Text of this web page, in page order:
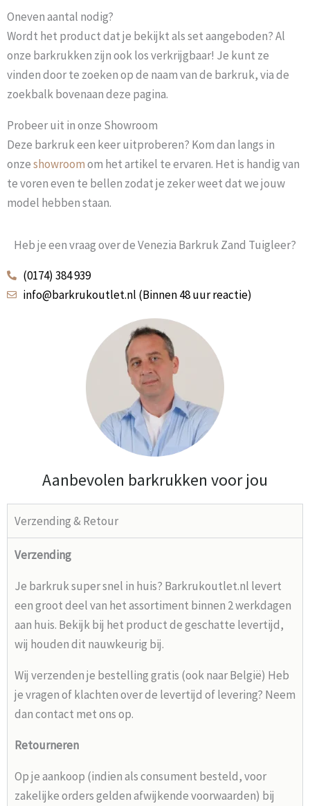
Oneven aantal nodig?
Wordt het product dat je bekijkt als set aangeboden? Al
onze barkrukken zijn ook los verkrijgbaar! Je kunt ze
vinden door te zoeken op de naam van de barkruk, via de
zoekbalk bovenaan deze pagina.
Probeer uit in onze Showroom
Deze barkruk een keer uitproberen? Kom dan langs in
onzeshowroomom het artikel te ervaren. Het is handig van
te voren even te bellen zodat je zeker weet dat we jouw
model hebben staan.
Heb je een vraag over de Venezia Barkruk Zand Tuigleer?
(0174) 384 939
info@barkrukoutlet.nl (Binnen 48 uur reactie)
Aanbevolen barkrukken voor jou
Verzending & Retour
Verzending
Je barkruk super snel in huis? Barkrukoutlet.nl levert
een groot deel van het assortiment binnen 2 werkdagen
aan huis. Bekijk bij het product de geschatte levertijd,
wij houden dit nauwkeurig bij.
Wij verzenden je bestelling gratis (ook naar België) Heb
je vragen of klachten over de levertijd of levering? Neem
dan contact met ons op.
Retourneren
Op je aankoop (indien als consument besteld, voor
zakelijke orders gelden afwijkende voorwaarden) bij